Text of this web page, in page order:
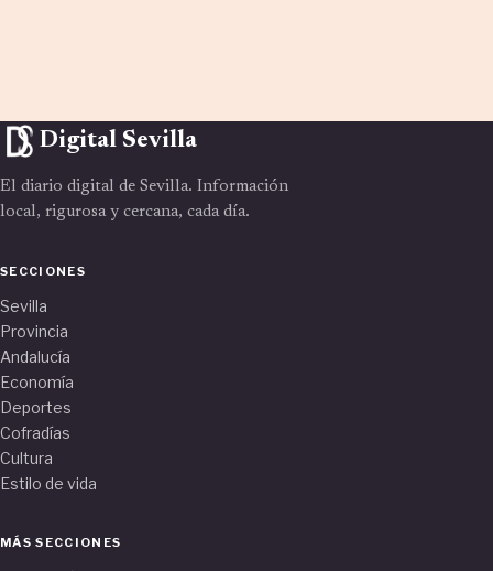
Digital Sevilla
El diario digital de Sevilla. Información
local, rigurosa y cercana, cada día.
SECCIONES
Sevilla
Provincia
Andalucía
Economía
Deportes
Cofradías
Cultura
Estilo de vida
MÁS SECCIONES